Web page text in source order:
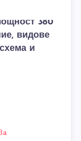
380
видове
и